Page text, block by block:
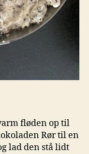
fløden op til
Rør til en
lad den stå lidt